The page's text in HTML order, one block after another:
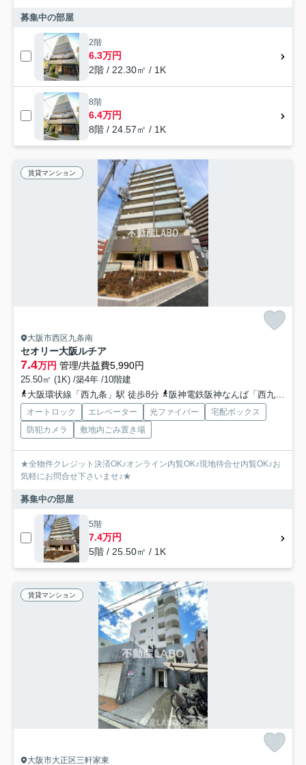
募集中の部屋
2階
6.3万円
2階 / 22.30㎡ / 1K
8階
6.4万円
8階 / 24.57㎡ / 1K
賃貸マンション
大阪市西区九条南
セオリー大阪ルチア
7.4万円 管理/共益費5,990円
25.50㎡ (1K) /築4年 /10階建
大阪環状線「西九条」駅 徒歩8分
阪神電鉄阪神なんば「西九条」駅 徒歩8分
オートロック エレベーター 光ファイバー
宅配ボックス
防犯カメラ
敷地内ごみ置き場
★全物件クレジット決済OK♪オンライン内覧OK♪現地待合せ内覧OK♪お
気軽にお問合せ下さいませ♪★
募集中の部屋
5階
7.4万円
5階 / 25.50㎡ / 1K
賃貸マンション
大阪市大正区三軒家東